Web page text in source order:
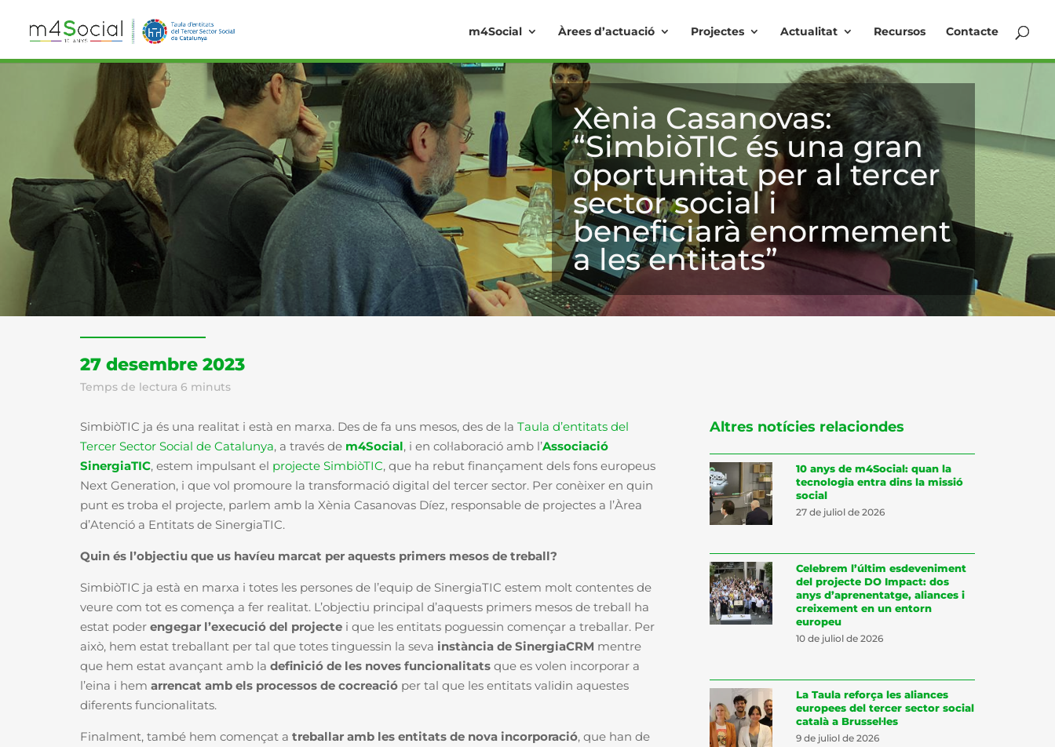
m4Social Àrees d’actuació Projectes Actualitat Recursos Contacte
Xènia Casanovas:
“SimbiòTIC és una gran
oportunitat per al tercer
sector social i
beneficiarà enormement
a les entitats”
27 desembre 2023
Temps de lectura 6 minuts
SimbiòTIC ja és una realitat i està en marxa. Des de fa uns mesos, des de la Taula d’entitats del
Tercer Sector Social de Catalunya, a través de m4Social, i en col·laboració amb l’Associació
SinergiaTIC, estem impulsant el projecte SimbiòTIC, que ha rebut finançament dels fons europeus
Next Generation, i que vol promoure la transformació digital del tercer sector. Per conèixer en quin
punt es troba el projecte, parlem amb la Xènia Casanovas Díez, responsable de projectes a l’Àrea
d’Atenció a Entitats de SinergiaTIC.
Quin és l’objectiu que us havíeu marcat per aquests primers mesos de treball?
SimbiòTIC ja està en marxa i totes les persones de l’equip de SinergiaTIC estem molt contentes de
veure com tot es comença a fer realitat. L’objectiu principal d’aquests primers mesos de treball ha
estat poder engegar l’execució del projecte i que les entitats poguessin començar a treballar. Per
això, hem estat treballant per tal que totes tinguessin la seva instància de SinergiaCRM mentre
que hem estat avançant amb la definició de les noves funcionalitats que es volen incorporar a
l’eina i hem arrencat amb els processos de cocreació per tal que les entitats validin aquestes
diferents funcionalitats.
Finalment, també hem començat a treballar amb les entitats de nova incorporació, que han de
Altres notícies relaciondes
10 anys de m4Social: quan la
tecnologia entra dins la missió
social
27 de juliol de 2026
Celebrem l’últim esdeveniment
del projecte DO Impact: dos
anys d’aprenentatge, aliances i
creixement en un entorn
europeu
10 de juliol de 2026
La Taula reforça les aliances
europees del tercer sector social
català a Brussel·les
9 de juliol de 2026